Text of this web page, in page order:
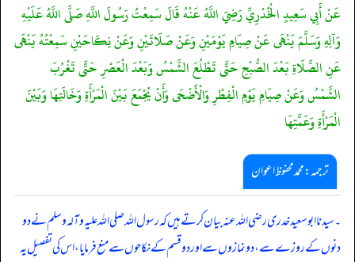
عَنْ أَبِي سَعِيدٍ الْخُدْرِيِّ رَضِيَ اللَّهُ عَنْهُ قَالَ سَمِعْتُ رَسُولَ اللَّهِ صَلَّى اللَّهُ عَلَيْهِ
وَآلِهِ وَسَلَّمَ يَنْهَى عَنْ صِيَامِ يَوْمَيْنِ وَعَنْ صَلَاتَيْنِ وَعَنْ نِكَاحَيْنِ سَمِعْتُهُ يَنْهَى
عَنِ الصَّلَاةِ بَعْدَ الصُّبْحِ حَتَّى تَطْلُعَ الشَّمْسُ وَبَعْدَ الْعَصْرِ حَتَّى تَغْرُبَ
الشَّمْسُ وَعَنْ صِيَامِ يَوْمِ الْفِطْرِ وَالْأَضْحَى وَأَنْ يُجْمَعَ بَيْنَ الْمَرْأَةِ وَخَالَتِهَا وَبَيْنَ
الْمَرْأَةِ وَعَمَّتِهَا
ترجمہ:محمد محفوظ اعوان
۔ سیدنا ابو سعید خدری رضی اللہ عنہ بیان کرتے ہیں کہ رسول اللہ صلی اللہ علیہ وآلہ وسلم نے دو
دنوں کے روزے سے، دو نمازوں سے اور دو قسم کے نکاحوں سے منع فرمایا، اس کی تفصیل یہ